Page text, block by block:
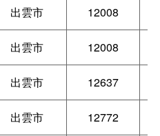
出雲市 12008
出雲市 12008
出雲市 12637
出雲市 12772